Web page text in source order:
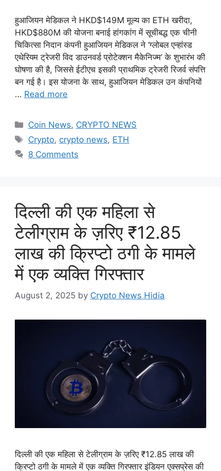
हुआजियन मेडिकल ने HKD$149M मूल्य का ETH खरीदा,
HKD$880M की योजना बनाई हांगकांग में सूचीबद्ध एक चीनी
चिकित्सा निदान कंपनी हुआजियन मेडिकल ने ‘ग्लोबल एन्हांस्ड
एथेरियम ट्रेजरी विद डाउनवर्ड प्रोटेक्शन मैकेनिज्म’ के शुभारंभ की
घोषणा की है, जिससे ईटीएच इसकी प्राथमिक ट्रेजरी रिजर्व संपत्ति
बन गई है। इस योजना के साथ, हुआजियन मेडिकल उन कंपनियों
… Read more
Categories
Coin News, CRYPTO NEWS
Tags
Crypto, crypto news, ETH
8 Comments
दिल्ली की एक महिला से
टेलीग्राम के ज़रिए ₹12.85
लाख की क्रिप्टो ठगी के मामले
में एक व्यक्ति गिरफ्तार
August 2, 2025 by Crypto News Hidia
दिल्ली की एक महिला से टेलीग्राम के ज़रिए ₹12.85 लाख की
क्रिप्टो ठगी के मामले में एक व्यक्ति गिरफ्तार इंडियन एक्सप्रेस की